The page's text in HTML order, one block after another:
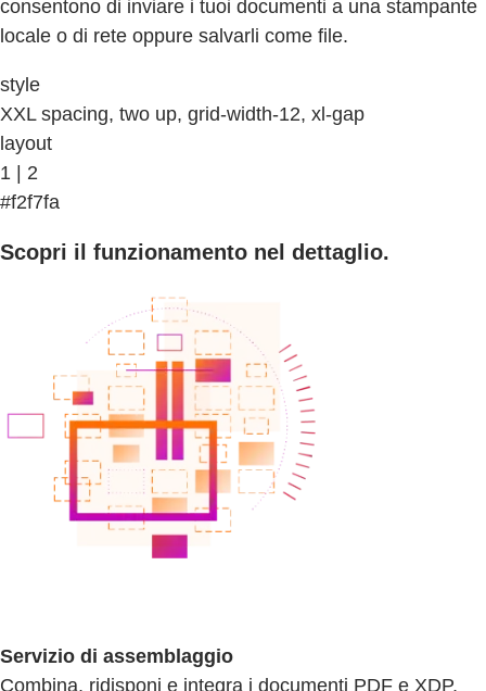
consentono di inviare i tuoi documenti a una stampante
locale o di rete oppure salvarli come file.
style
XXL spacing, two up, grid-width-12, xl-gap
layout
1 | 2
#f2f7fa
Scopri il funzionamento nel dettaglio.
Servizio di assemblaggio
Combina, ridisponi e integra i documenti PDF e XDP,